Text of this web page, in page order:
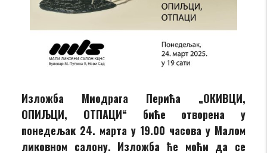
Изложба Миодрага Перића „ОКИВЦИ,
ОПИЉЦИ, ОТПАЦИ“ биће отворена у
понедељак 24. марта у 19.00 часова у Малом
ликовном салону. Изложба ће моћи да се